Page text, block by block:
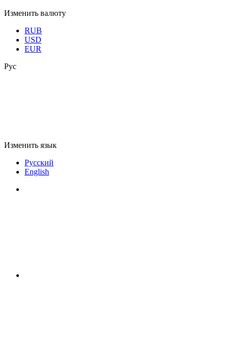
Изменить валюту
RUB
USD
EUR
Рус
Изменить язык
Русский
English